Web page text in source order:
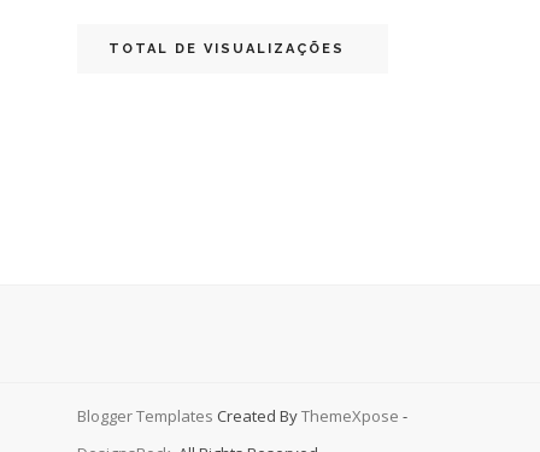
TOTAL DE VISUALIZAÇÕES
Blogger Templates Created ByThemeXpose -